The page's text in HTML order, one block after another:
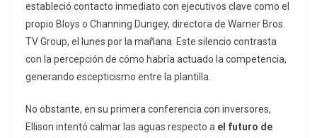
estableció contacto inmediato con ejecutivos clave como el
propio Bloys o Channing Dungey, directora de Warner Bros.
TV Group, el lunes por la mañana. Este silencio contrasta
con la percepción de cómo habría actuado la competencia,
generando escepticismo entre la plantilla.
No obstante, en su primera conferencia con inversores,
Ellison intentó calmar las aguas respecto a el futuro de